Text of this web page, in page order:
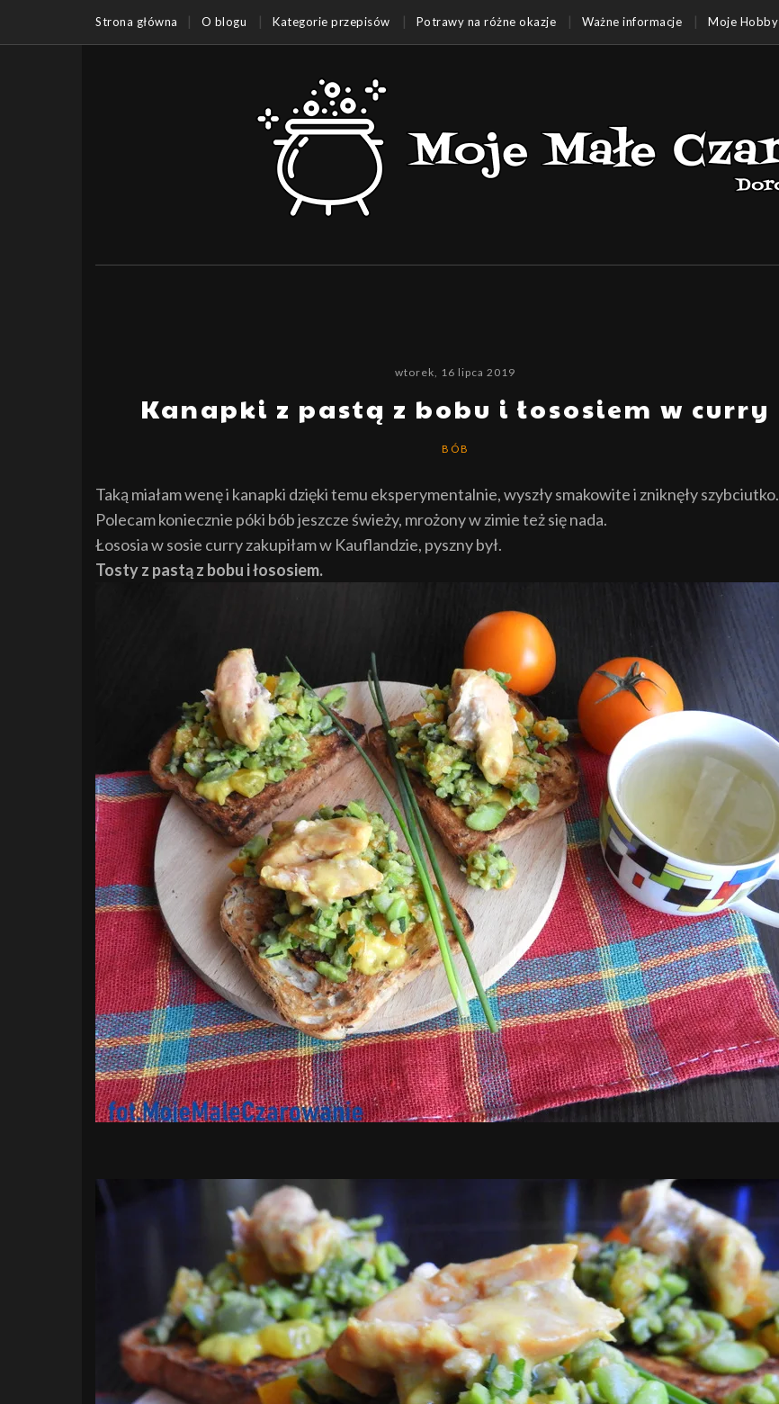
Strona główna O blogu Kategorie przepisów Potrawy na różne okazje Ważne informacje Moje Hobby
wtorek, 16 lipca 2019
Kanapki z pastą z bobu i łososiem w curry
BÓB
Taką miałam wenę i kanapki dzięki temu eksperymentalnie, wyszły smakowite i zniknęły szybciutko.
Polecam koniecznie póki bób jeszcze świeży, mrożony w zimie też się nada.
Łososia w sosie curry zakupiłam w Kauflandzie, pyszny był.
Tosty z pastą z bobu i łososiem.